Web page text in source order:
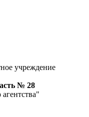
учреждение
№ 28